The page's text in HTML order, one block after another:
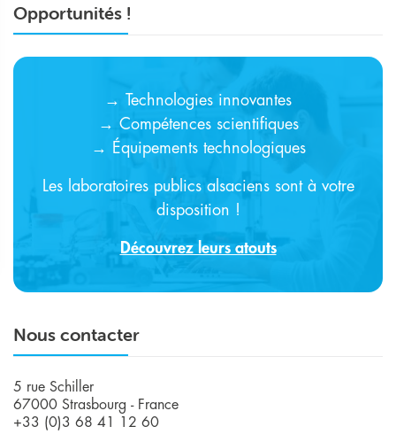
Opportunités !
→ Technologies innovantes
→ Compétences scientifiques
→ Équipements technologiques
Les laboratoires publics alsaciens sont à votre
disposition !
Découvrez leurs atouts
Nous contacter
5 rue Schiller
67000 Strasbourg - France
+33 (0)3 68 41 12 60